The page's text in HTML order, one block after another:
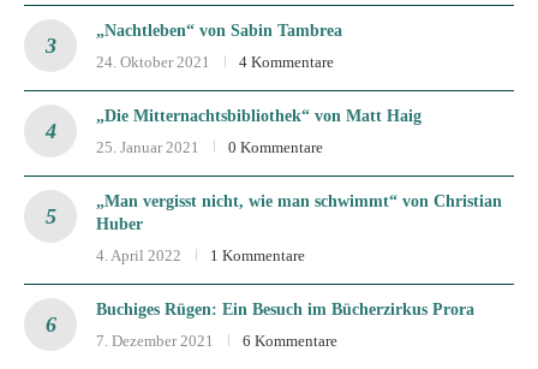
„Nachtleben“ von Sabin Tambrea
24. Oktober 2021
4 Kommentare
„Die Mitternachtsbibliothek“ von Matt Haig
25. Januar 2021
0 Kommentare
„Man vergisst nicht, wie man schwimmt“ von Christian
Huber
4. April 2022
1 Kommentare
Buchiges Rügen: Ein Besuch im Bücherzirkus Prora
7. Dezember 2021
6 Kommentare